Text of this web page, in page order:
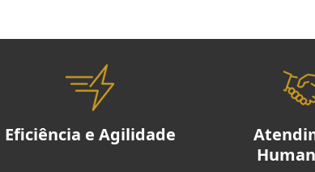
Eficiência e Agilidade